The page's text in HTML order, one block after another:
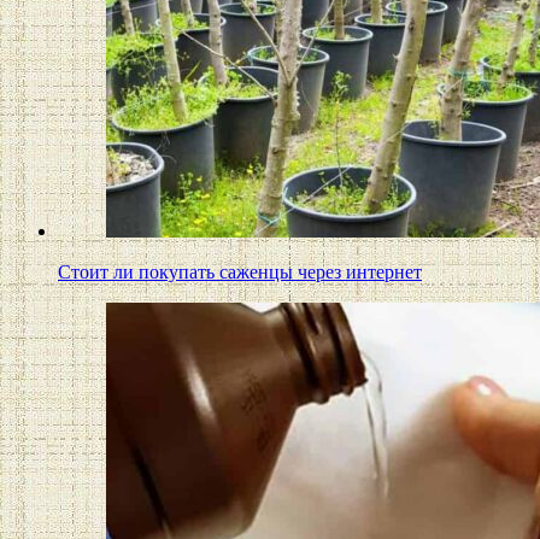
Стоит ли покупать саженцы через интернет